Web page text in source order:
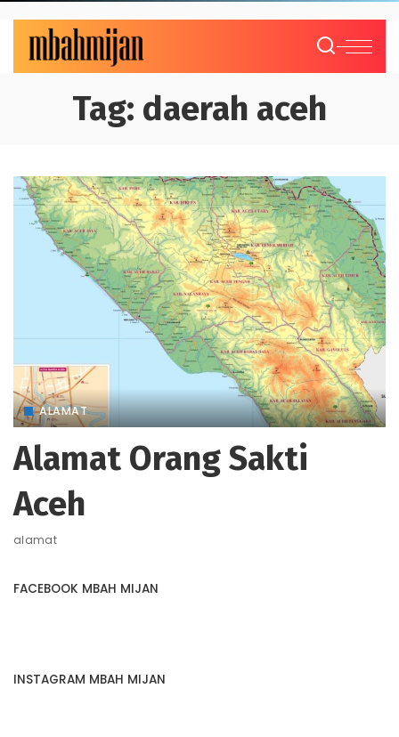
Tag: daerah aceh
ALAMAT
Alamat Orang Sakti
Aceh
alamat
FACEBOOK MBAH MIJAN
INSTAGRAM MBAH MIJAN